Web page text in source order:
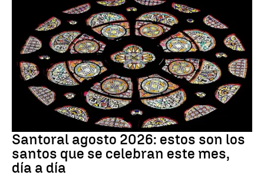
Santoral agosto 2026: estos son los
santos que se celebran este mes,
día a día